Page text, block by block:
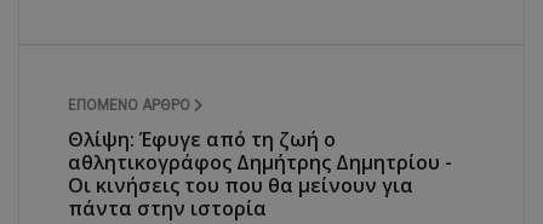
ΕΠΌΜΕΝΟ ΆΡΘΡΟ
Θλίψη: Έφυγε από τη ζωή ο
αθλητικογράφος Δημήτρης Δημητρίου -
Οι κινήσεις του που θα μείνουν για
πάντα στην ιστορία